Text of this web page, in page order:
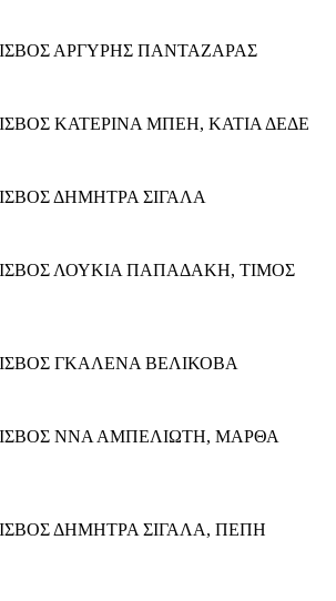
ΑΡΓΥΡΗΣ ΠΑΝΤΑΖΑΡΑΣ
ΚΑΤΕΡΙΝΑ ΜΠΕΗ, ΚΑΤΙΑ ΔΕΔΕ
ΔΗΜΗΤΡΑ ΣΙΓΑΛΑ
ΛΟΥΚΙΑ ΠΑΠΑΔΑΚΗ, ΤΙΜΟΣ
ΓΚΑΛΕΝΑ ΒΕΛΙΚΟΒΑ
ΝΝΑ ΑΜΠΕΛΙΩΤΗ, ΜΑΡΘΑ
ΔΗΜΗΤΡΑ ΣΙΓΑΛΑ, ΠΕΠΗ